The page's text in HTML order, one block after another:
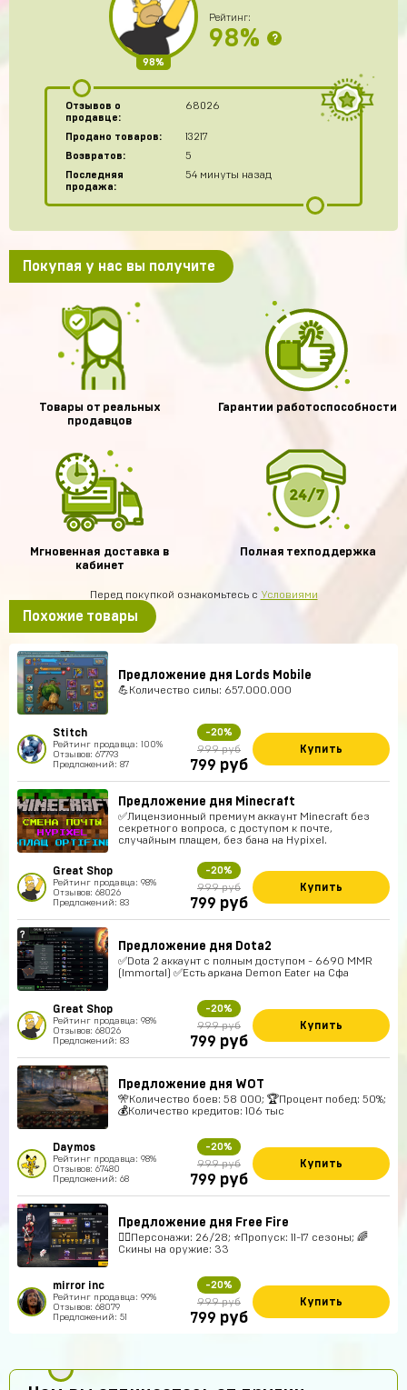
98%
Рейтинг:
98% ?
Отзывов о
продавце:
68026
Продано товаров:
13217
Возвратов:
5
Последняя
продажа:
54 минуты назад
Покупая у нас вы получите
Товары от реальных
продавцов
Гарантии работоспособности
Мгновенная доставка в
кабинет
Полная техподдержка
Перед покупкой ознакомьтесь с Условиями
Похожие товары
Предложение дня Lords Mobile
💪Количество силы: 657.000.000
Stitch
Рейтинг продавца: 100%
Отзывов: 67793
Предложений: 87
-20%
999 руб
799 руб
Купить
Предложение дня Minecraft
✅Лицензионный премиум аккаунт Minecraft без
секретного вопроса, с доступом к почте,
случайным плащем, без бана на Hypixel.
Great Shop
Рейтинг продавца: 98%
Отзывов: 68026
Предложений: 83
-20%
999 руб
799 руб
Купить
Предложение дня Dota2
✅Dota 2 аккаунт с полным доступом - 6690 MMR
(Immortal) ✅Есть аркана Demon Eater на Сфа
Great Shop
Рейтинг продавца: 98%
Отзывов: 68026
Предложений: 83
-20%
999 руб
799 руб
Купить
Предложение дня WOT
🎌Количество боев: 58 000; 🏆Процент побед: 50%;
💰Количество кредитов: 106 тыс
Daymos
Рейтинг продавца: 98%
Отзывов: 67480
Предложений: 68
-20%
999 руб
799 руб
Купить
Предложение дня Free Fire
🚶‍♂️Персонажи: 26/28; ⭐️Пропуск: 11-17 сезоны; 🌈
Скины на оружие: 33
mirror inc
Рейтинг продавца: 99%
Отзывов: 68079
Предложений: 51
-20%
999 руб
799 руб
Купить